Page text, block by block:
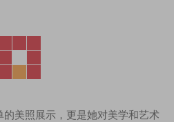
的美照展示，更是她对美学和艺术